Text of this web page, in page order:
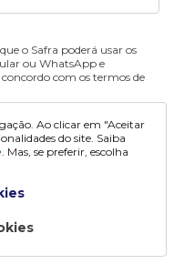
o Safra poderá usar os
ou WhatsApp e
com os termos de
Ao clicar em "Aceitar
do site. Saiba
. Mas, se preferir, escolha